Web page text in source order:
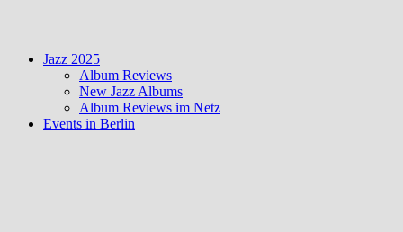
Jazz 2025
Album Reviews
New Jazz Albums
Album Reviews im Netz
Events in Berlin